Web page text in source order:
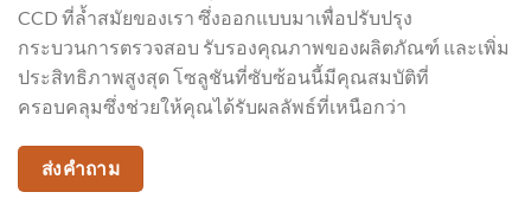
CCD ที่ล้ำสมัยของเรา ซึ่งออกแบบมาเพื่อปรับปรุง
กระบวนการตรวจสอบ รับรองคุณภาพของผลิตภัณฑ์ และเพิ่ม
ประสิทธิภาพสูงสุด โซลูชันที่ซับซ้อนนี้มีคุณสมบัติที่
ครอบคลุมซึ่งช่วยให้คุณได้รับผลลัพธ์ที่เหนือกว่า
ส่งคำถาม